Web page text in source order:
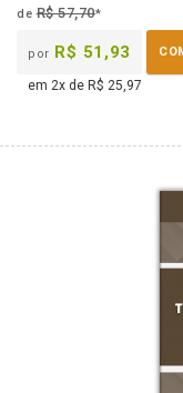
deR$ 57,70*
por R$ 51,93
em 2x de R$ 25,97